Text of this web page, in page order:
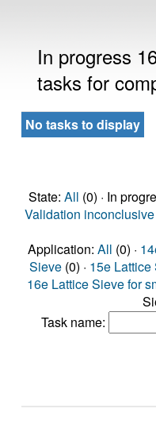
In progress
tasks for
No tasks to display
State: All (0) · In
Validation inconclusive
Application: All (0) ·
Sieve (0) · 15e
16e Lattice Sieve for
Task name: